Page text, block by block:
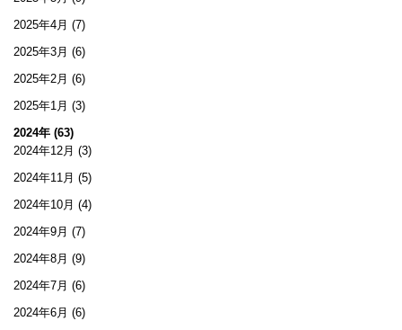
2025年4月 (7)
2025年3月 (6)
2025年2月 (6)
2025年1月 (3)
2024年 (63)
2024年12月 (3)
2024年11月 (5)
2024年10月 (4)
2024年9月 (7)
2024年8月 (9)
2024年7月 (6)
2024年6月 (6)